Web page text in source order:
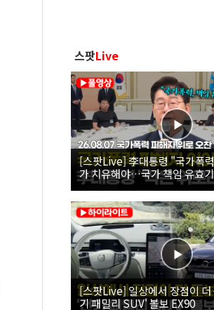
스팟Live
[스팟Live] 李대통령 "국가폭
가 치유해야…국가 책임 유효
26.08.07 국가폭력 피해자 위
[스팟Live] 일상에서 장점이 더
기 패밀리 SUV' 볼보 EX90